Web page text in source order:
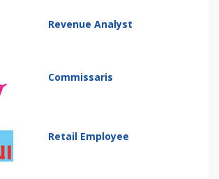
Revenue Analyst
Commissaris
Retail Employee